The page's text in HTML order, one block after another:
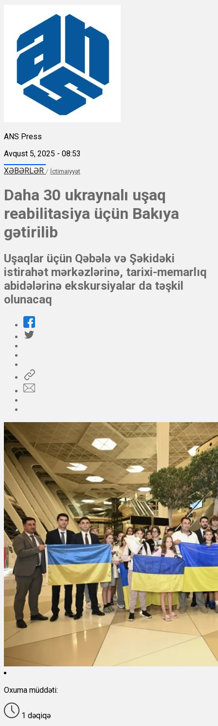
ANS Press
Avqust 5, 2025 - 08:53
XƏBƏRLƏR / İctimaiyyət
Daha 30 ukraynalı uşaq
reabilitasiya üçün Bakıya
gətirilib
Uşaqlar üçün Qəbələ və Şəkidəki
istirahət mərkəzlərinə, tarixi-memarlıq
abidələrinə ekskursiyalar da təşkil
olunacaq
Oxuma müddəti:
1 dəqiqə